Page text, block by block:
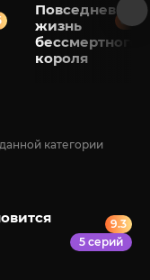
Повседневная
жизнь
бессмертного
короля
8.2
категории
9.3
5 серий